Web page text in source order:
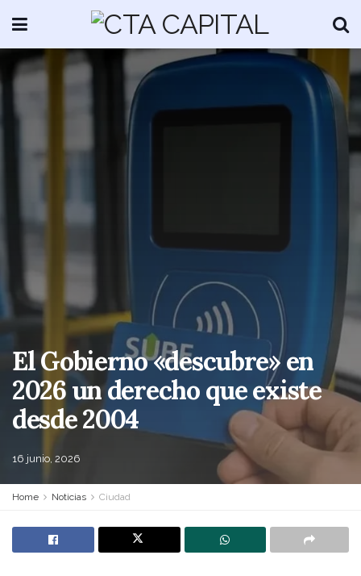
El Gobierno «descubre» en
2026 un derecho que existe
desde 2004
16 junio, 2026
Home Noticias Ciudad